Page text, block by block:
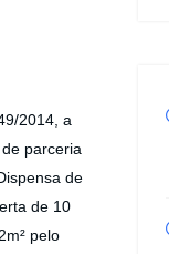
2014, a
parceria
de
de 10
pelo